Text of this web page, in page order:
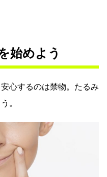
始めよう
心するのは禁物。たるみ
。